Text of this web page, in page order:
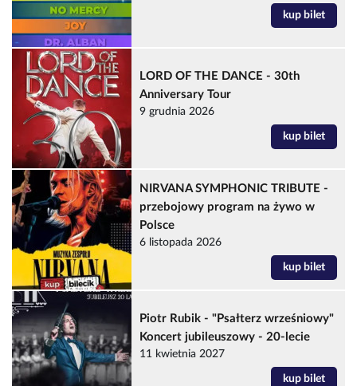
kup bilet
LORD OF THE DANCE - 30th
Anniversary Tour
9 grudnia 2026
kup bilet
NIRVANA SYMPHONIC TRIBUTE -
przebojowy program na żywo w
Polsce
6 listopada 2026
kup bilet
Piotr Rubik - "Psałterz wrześniowy"
Koncert jubileuszowy - 20-lecie
11 kwietnia 2027
kup bilet